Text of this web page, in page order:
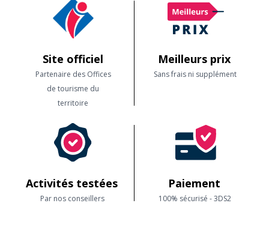
Site officiel
Partenaire des Offices
de tourisme du
territoire
Meilleurs prix
Sans frais ni supplément
Activités testées
Par nos conseillers
Paiement
100% sécurisé - 3DS2